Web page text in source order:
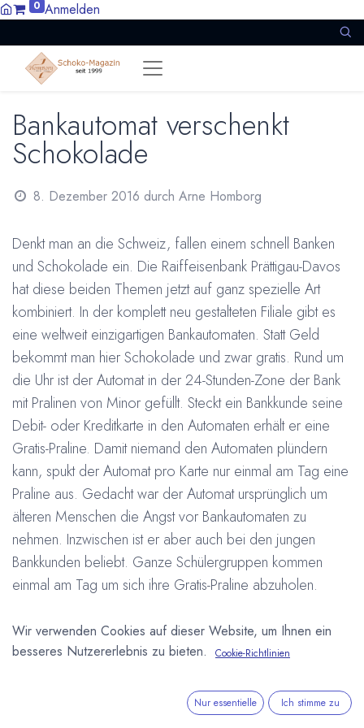
0 Anmelden
Bankautomat verschenkt
Schokolade
8. Dezember 2016 durch Arne Homborg
Denkt man an die Schweiz, fallen einem schnell Banken
und Schokolade ein. Die Raiffeisenbank Prättigau-Davos
hat diese beiden Themen jetzt auf ganz spezielle Art
kombiniert. In der komplett neu gestalteten Filiale gibt es
eine weltweit einzigartigen Bankautomaten. Statt Geld
bekommt man hier Schokolade und zwar gratis. Rund um
die Uhr ist der Automat in der 24-Stunden-Zone der Bank
mit Pralinen von Minor gefüllt. Steckt ein Bankkunde seine
Debit- oder Kreditkarte in den Automaten erhält er eine
Gratis-Praline. Damit niemand den Automaten plündern
kann, spukt der Automat pro Karte nur einmal am Tag eine
Praline aus. Gedacht war der Automat ursprünglich um
älteren Menschen die Angst vor Bankautomaten zu
nehmen. Inzwischen ist er aber auch bei den jungen
Bankkunden beliebt. Ganze Schülergruppen kommen
einmal am Tag um sich ihre Gratis-Praline abzuholen.
Mehr zum Schokoladen-Bankautomaten:
https://panorama-magazin.ch/buergler/
8. Dezember 2016
Wir verwenden Cookies auf dieser Website, um Ihnen ein
besseres Nutzererlebnis zu bieten.
Cookie-Richtlinien
Nur essentielle Ich stimme zu